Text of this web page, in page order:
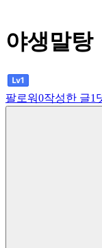
야생말탕
팔로워0작성한 글1